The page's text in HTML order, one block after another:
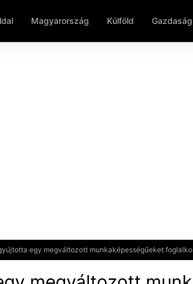
Magyarország Külföld Gazdaság
egy megváltozott munkaképességűeket